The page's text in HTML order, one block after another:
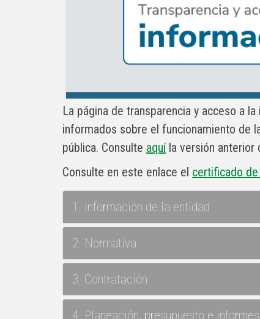
La página de transparencia y acceso a
informados sobre el funcionamiento de
pública. Consulte aquíla versión anterior
Consulte en este enlace el certificado
1. Información de la entidad
2. Normativa
3. Contratación
4. Planeación, presupuesto e informes